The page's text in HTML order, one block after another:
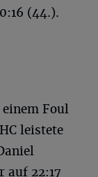
(44.).
Foul
leistete
auf 22:17